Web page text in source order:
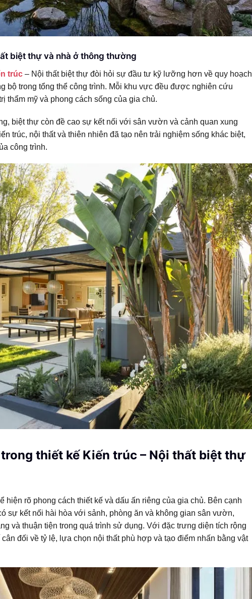
biệt thự và nhà ở thông thường
trúc – Nội thất biệt thự đòi hỏi sự đầu tư kỹ lưỡng hơn về quy hoạch
bộ trong tổng thể công trình. Mỗi khu vực đều được nghiên cứu
thẩm mỹ và phong cách sống của gia chủ.
biệt thự còn đề cao sự kết nối với sân vườn và cảnh quan xung
trúc, nội thất và thiên nhiên đã tạo nên trải nghiệm sống khác biệt,
công trình.
thiết kế Kiến trúc – Nội thất biệt thự
hiện rõ phong cách thiết kế và dấu ấn riêng của gia chủ. Bên cạnh
sự kết nối hài hòa với sảnh, phòng ăn và không gian sân vườn,
và thuận tiện trong quá trình sử dụng. Với đặc trưng diện tích rộng
đối về tỷ lệ, lựa chọn nội thất phù hợp và tạo điểm nhấn bằng vật